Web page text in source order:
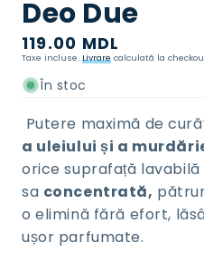
Deo Due
Preț
normal
119.00 MDL
Taxe incluse.Livrare calculată la
În stoc
Putere maximă de
a uleiului și a
orice suprafață
sa concentrată,
o elimină fără efort,
ușor parfumate.